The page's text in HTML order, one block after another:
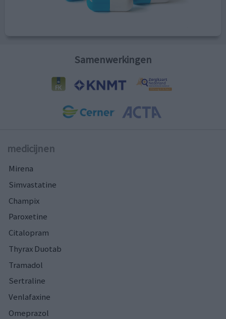
Samenwerkingen
medicijnen
Mirena
Simvastatine
Champix
Paroxetine
Citalopram
Thyrax Duotab
Tramadol
Sertraline
Venlafaxine
Omeprazol